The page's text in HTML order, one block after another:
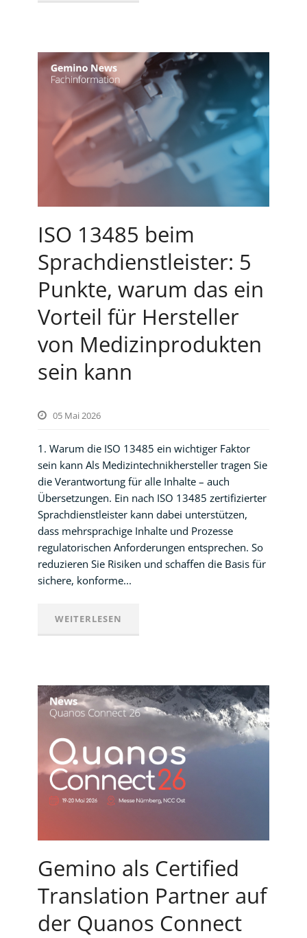
ISO 13485 beim
Sprachdienstleister: 5
Punkte, warum das ein
Vorteil für Hersteller
von Medizinprodukten
sein kann
05 Mai 2026
1. Warum die ISO 13485 ein wichtiger Faktor
sein kann Als Medizintechnikhersteller tragen Sie
die Verantwortung für alle Inhalte – auch
Übersetzungen. Ein nach ISO 13485 zertifizierter
Sprachdienstleister kann dabei unterstützen,
dass mehrsprachige Inhalte und Prozesse
regulatorischen Anforderungen entsprechen. So
reduzieren Sie Risiken und schaffen die Basis für
sichere, konforme...
WEITERLESEN
Gemino als Certified
Translation Partner auf
der Quanos Connect